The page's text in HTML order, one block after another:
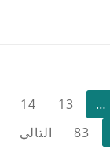
…
13
14
83 التالي